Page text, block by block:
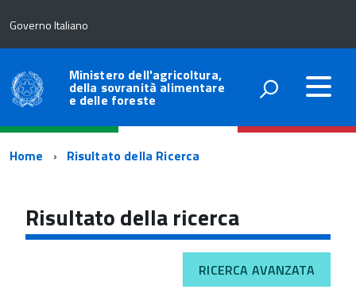
Governo Italiano
Ministero dell'agricoltura,
della sovranità alimentare
e delle foreste
Percorso
navigazione
Home Risultato della Ricerca
Risultato della ricerca
RICERCA AVANZATA